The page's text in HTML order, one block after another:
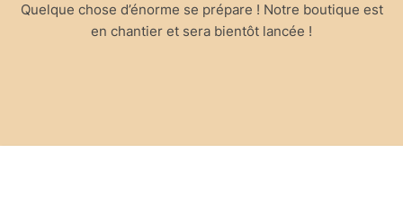
Quelque chose d’énorme se prépare ! Notre boutique est
en chantier et sera bientôt lancée !